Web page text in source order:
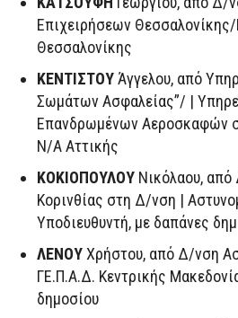
Επιχειρήσεων
Θεσσαλονίκης
ΚΕΝΤΙΣΤΟΥΆγγελου, από
Σωμάτων Ασφαλείας”/ |
Επανδρωμένων Αεροσκαφών
Ν/Α Αττικής
ΚΟΚΙΟΠΟΥΛΟΥ Νικόλαου,
Κορινθίας στη Δ/νση |
Υποδιευθυντή, με δαπάνες
ΛΕΝΟΥΧρήστου, από Δ/νση
ΓΕ.Π.Α.Δ. Κεντρικής
δημοσίου